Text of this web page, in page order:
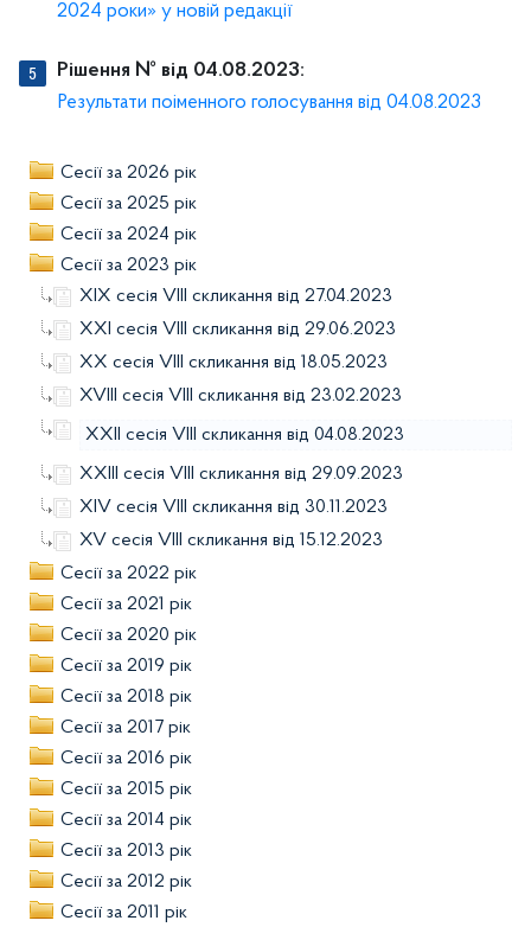
2024 роки» у новій редакції
Рішення № від 04.08.2023:
Результати поіменного голосування від 04.08.2023
Сесії за 2026 рік
Сесії за 2025 рік
Сесії за 2024 рік
Сесії за 2023 рік
XIX сесія VIIІ скликання від 27.04.2023
XXI сесія VIIІ скликання від 29.06.2023
XX сесія VIIІ скликання від 18.05.2023
XVІІI сесія VIIІ скликання від 23.02.2023
XXII сесія VIIІ скликання від 04.08.2023
XXIII сесія VIIІ скликання від 29.09.2023
XIV сесія VIIІ скликання від 30.11.2023
XV сесія VIIІ скликання від 15.12.2023
Сесії за 2022 рік
Сесії за 2021 рік
Сесії за 2020 рік
Сесії за 2019 рік
Сесії за 2018 рік
Сесії за 2017 рік
Сесії за 2016 рік
Сесії за 2015 рік
Сесії за 2014 рік
Сесії за 2013 рік
Сесії за 2012 рік
Сесії за 2011 рік